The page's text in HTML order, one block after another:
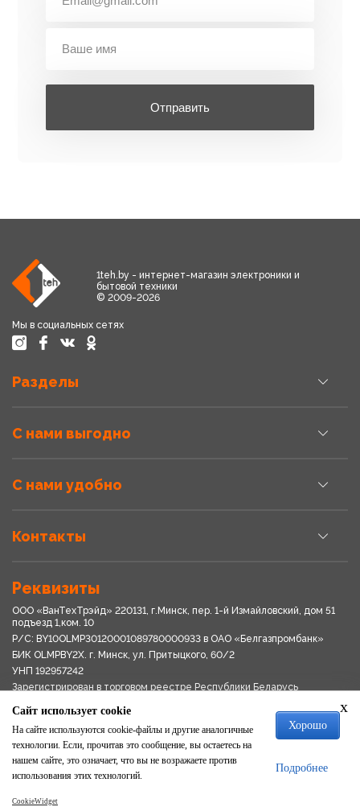
Отправить
1teh.by - интернет-магазин электроники и
бытовой техники
© 2009-2026
Мы в социальных сетях
Разделы
С нами выгодно
С нами удобно
Контакты
Реквизиты
ООО «ВанТехТрэйд» 220131, г.Минск, пер. 1-й Измайловский, дом 51
подъезд 1,ком. 10
Р/С: BY10OLMP30120001089780000933 в OАО «Белгазпромбанк»
БИК OLMPBY2X. г. Минск, ул. Притыцкого, 60/2
УНП 192957242
Зарегистрирован в торговом реестре Республики Беларусь
Свидетельство о регистрации № 192957242выдано 18.08.2017
Мингориспоплком
Политика обработки персональных данных
Положение о системе видеонаблюдения
Политика в отношении обработки файлов cookie
x
Сайт использует cookie
На сайте используются cookie-файлы и другие аналогичные
технологии. Если, прочитав это сообщение, вы остаетесь на
нашем сайте, это означает, что вы не возражаете против
использования этих технологий.
Хорошо
Подробнее
CookieWidget